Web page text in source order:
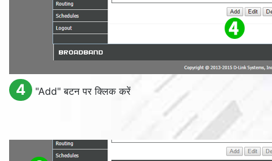
4 "Add" बटन पर क्लिक करें